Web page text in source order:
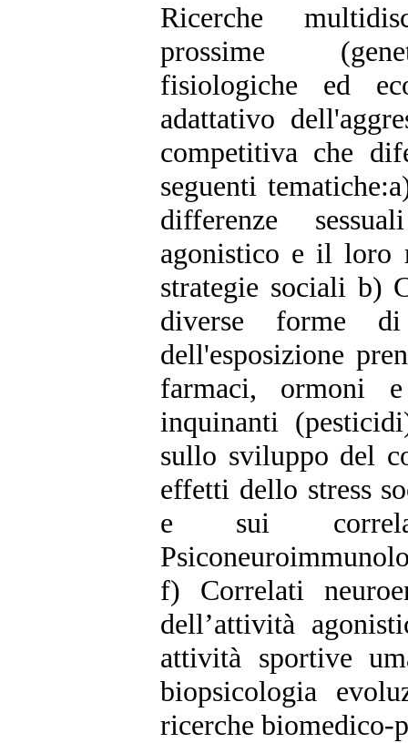
Ricerche
prossime
fisiologiche ed
adattativo
competitiva che
seguenti
differenze
agonistico e il loro
strategie sociali b)
diverse forme di
dell'esposizione
farmaci, ormoni e
inquinanti
sullo sviluppo del
effetti dello stress
e sui
f) Correlati
dell’attività
attività sportive
biopsicologia
ricerche biomedico-